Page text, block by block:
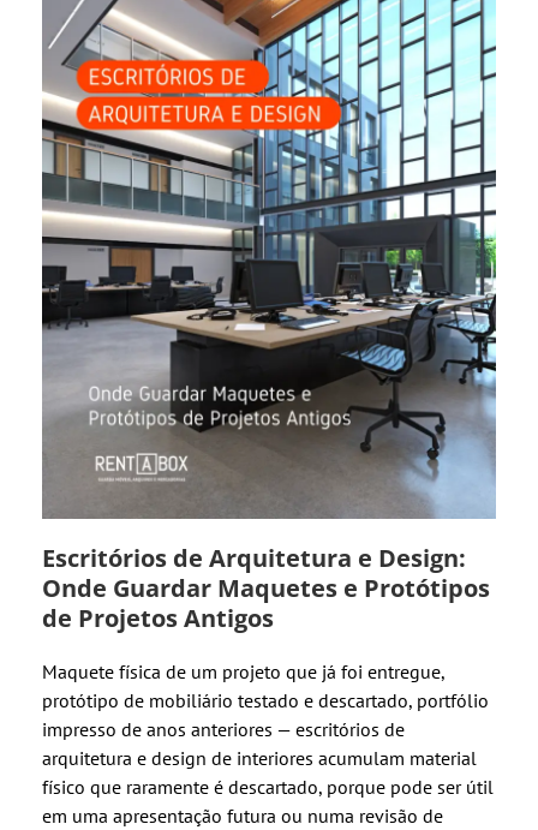
Escritórios de Arquitetura e Design:
Onde Guardar Maquetes e Protótipos
de Projetos Antigos
Maquete física de um projeto que já foi entregue,
protótipo de mobiliário testado e descartado, portfólio
impresso de anos anteriores — escritórios de
arquitetura e design de interiores acumulam material
físico que raramente é descartado, porque pode ser útil
em uma apresentação futura ou numa revisão de